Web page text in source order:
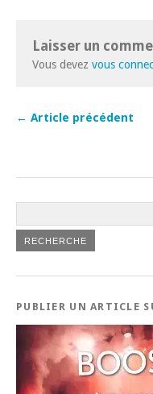
Laisser un
Vous devez vous
← Article précédent
PUBLIER UN ARTICLE